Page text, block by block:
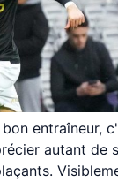
entraîneur,
autant de